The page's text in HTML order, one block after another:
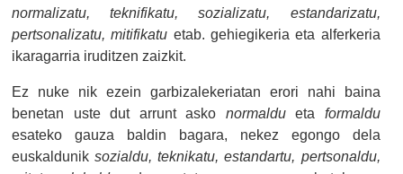
normalizatu, teknifikatu, sozializatu, estandarizatu,
pertsonalizatu, mitifikatu etab. gehiegikeria eta alferkeria
ikaragarria iruditzen zaizkit.
Ez nuke nik ezein garbizalekeriatan erori nahi baina
benetan uste dut arrunt asko normaldueta formaldu
esateko gauza baldin bagara, nekez egongo dela
euskalduniksozialdu, teknikatu, estandartu, pertsonaldu,